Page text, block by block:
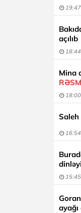
19:47
açılıb
18:44
Mina
18:00
Saleh
16:54
15:45